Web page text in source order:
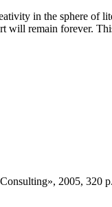
in the sphere
will remain forever.
2005, 320